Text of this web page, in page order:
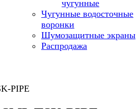
чугунные
Чугунные водосточные
воронки
Шумозащитные экраны
Распродажа
PIPE